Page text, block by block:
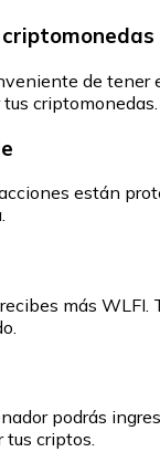
de tener
criptomonedas.
están
más WLFI.
podrás
tus criptos.